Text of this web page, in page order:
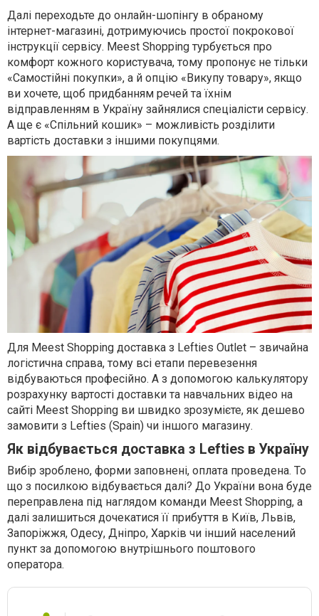
Далі переходьте до онлайн-шопінгу в обраному
інтернет-магазині, дотримуючись простої покрокової
інструкції сервісу. Meest Shopping турбується про
комфорт кожного користувача, тому пропонує не тільки
«Самостійні покупки», а й опцію «Викупу товару», якщо
ви хочете, щоб придбанням речей та їхнім
відправленням в Україну зайнялися спеціалісти сервісу.
А ще є «Спільний кошик» – можливість розділити
вартість доставки з іншими покупцями.
Для Meest Shopping доставка з Lefties Outlet – звичайна
логістична справа, тому всі етапи перевезення
відбуваються професійно. А з допомогою калькулятору
розрахунку вартості доставки та навчальних відео на
сайті Meest Shopping ви швидко зрозумієте, як дешево
замовити з Lefties (Spain) чи іншого магазину.
Як відбувається доставка з Lefties в Україну
Вибір зроблено, форми заповнені, оплата проведена. То
що з посилкою відбувається далі? До України вона буде
переправлена під наглядом команди Meest Shopping, а
далі залишиться дочекатися її прибуття в Київ, Львів,
Запоріжжя, Одесу, Дніпро, Харків чи інший населений
пункт за допомогою внутрішнього поштового
оператора.